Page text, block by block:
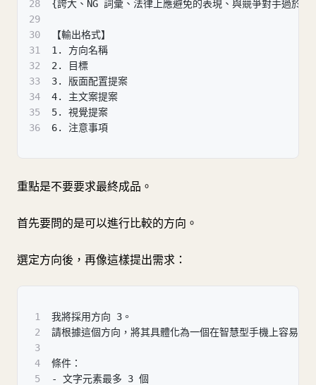
28
{誇大、NG 詞彙、法律上應避免的表現、與競爭對手過於相
29
30
【輸出格式】
31
1. 方向名稱
32
2. 目標
33
3. 版面配置提案
34
4. 主文案提案
35
5. 視覺提案
36
6. 注意事項
重點是不要要求最終成品。
首先要問的是可以進行比較的方向。
選定方向後，再像這樣提出需求：
1
我將採用方向 3。
2
請根據這個方向，將其具體化為一個在智慧型手機上容易觀
3
4
條件：
5
- 文字元素最多 3 個